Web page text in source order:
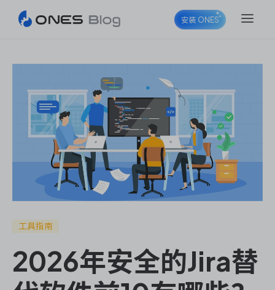
ONES Project
ONES Wiki
ONES Desk
ONES Assistant
安装 ONES
工具指南
2026年安全的Jira替